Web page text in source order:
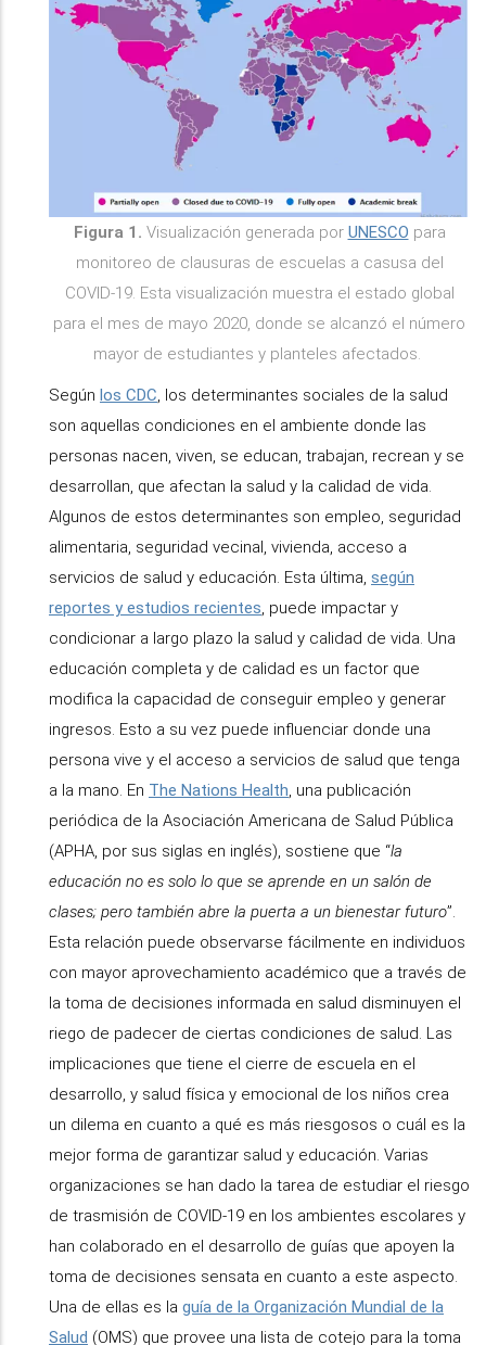
Figura 1. Visualización generada por UNESCO para
monitoreo de clausuras de escuelas a casusa del
COVID-19. Esta visualización muestra el estado global
para el mes de mayo 2020, donde se alcanzó el número
mayor de estudiantes y planteles afectados.
Según los CDC, los determinantes sociales de la salud
son aquellas condiciones en el ambiente donde las
personas nacen, viven, se educan, trabajan, recrean y se
desarrollan, que afectan la salud y la calidad de vida.
Algunos de estos determinantes son empleo, seguridad
alimentaria, seguridad vecinal, vivienda, acceso a
servicios de salud y educación. Esta última, según
reportes y estudios recientes, puede impactar y
condicionar a largo plazo la salud y calidad de vida. Una
educación completa y de calidad es un factor que
modifica la capacidad de conseguir empleo y generar
ingresos. Esto a su vez puede influenciar donde una
persona vive y el acceso a servicios de salud que tenga
a la mano. En The Nations Health, una publicación
periódica de la Asociación Americana de Salud Pública
(APHA, por sus siglas en inglés), sostiene que “la
educación no es solo lo que se aprende en un salón de
clases; pero también abre la puerta a un bienestar futuro”.
Esta relación puede observarse fácilmente en individuos
con mayor aprovechamiento académico que a través de
la toma de decisiones informada en salud disminuyen el
riego de padecer de ciertas condiciones de salud. Las
implicaciones que tiene el cierre de escuela en el
desarrollo, y salud física y emocional de los niños crea
un dilema en cuanto a qué es más riesgosos o cuál es la
mejor forma de garantizar salud y educación. Varias
organizaciones se han dado la tarea de estudiar el riesgo
de trasmisión de COVID-19 en los ambientes escolares y
han colaborado en el desarrollo de guías que apoyen la
toma de decisiones sensata en cuanto a este aspecto.
Una de ellas es la guía de la Organización Mundial de la
Salud (OMS) que provee una lista de cotejo para la toma